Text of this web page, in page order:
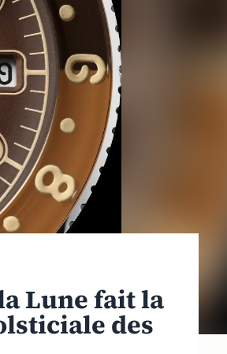
Lune fait la
des